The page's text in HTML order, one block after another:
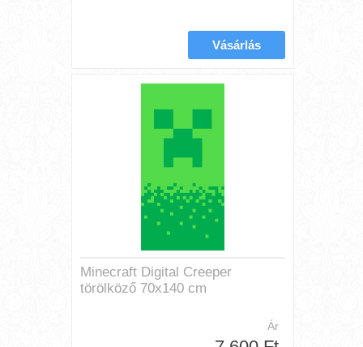
Minecraft Digital Creeper
törölköző 70x140 cm
Ár